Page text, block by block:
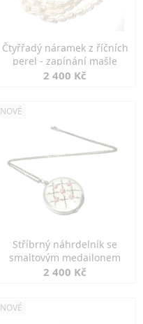
Čtyřřadý náramek z říčních
perel - zapínání mašle
2 400 Kč
NOVÉ
Stříbrný náhrdelník se
smaltovým medailonem
2 400 Kč
NOVÉ